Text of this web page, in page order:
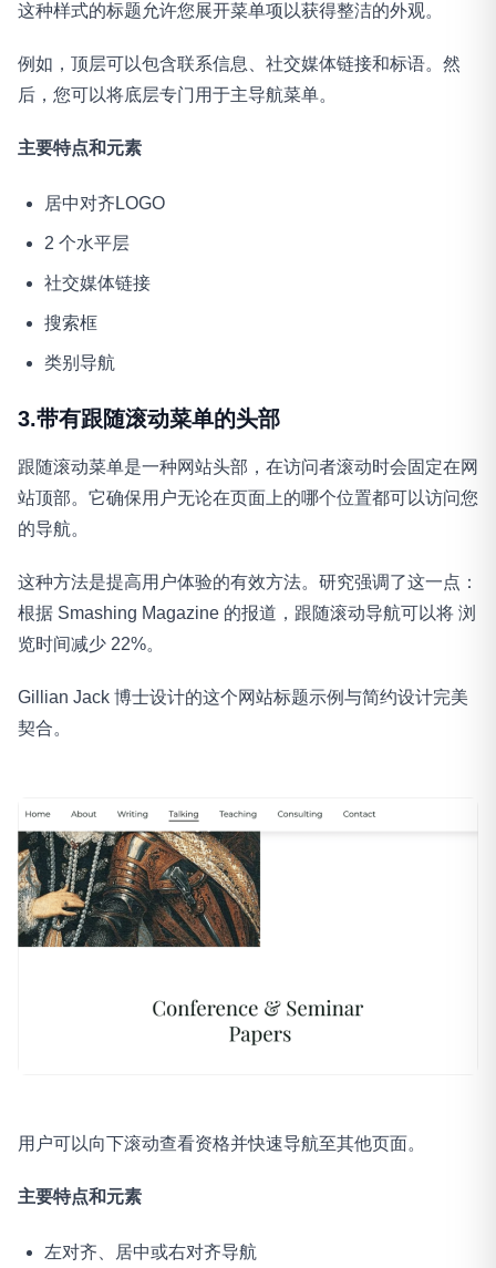
这种样式的标题允许您展开菜单项以获得整洁的外观。
例如，顶层可以包含联系信息、社交媒体链接和标语。然
后，您可以将底层专门用于主导航菜单。
主要特点和元素
居中对齐LOGO
2 个水平层
社交媒体链接
搜索框
类别导航
3.带有跟随滚动菜单的头部
跟随滚动菜单是一种网站头部，在访问者滚动时会固定在网
站顶部。它确保用户无论在页面上的哪个位置都可以访问您
的导航。
这种方法是提高用户体验的有效方法。研究强调了这一点：
根据 Smashing Magazine 的报道，跟随滚动导航可以将 浏
览时间减少 22%。
Gillian Jack 博士设计的这个网站标题示例与简约设计完美
契合。
用户可以向下滚动查看资格并快速导航至其他页面。
主要特点和元素
左对齐、居中或右对齐导航